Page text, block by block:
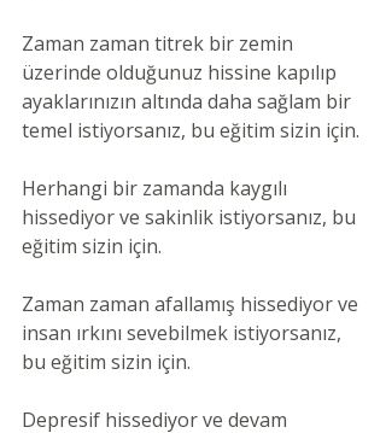
Zaman zaman titrek bir zemin
üzerinde olduğunuz hissine kapılıp
ayaklarınızın altında daha sağlam bir
temel istiyorsanız, bu eğitim sizin için.
Herhangi bir zamanda kaygılı
hissediyor ve sakinlik istiyorsanız, bu
eğitim sizin için.
Zaman zaman afallamış hissediyor ve
insan ırkını sevebilmek istiyorsanız,
bu eğitim sizin için.
Depresif hissediyor ve devam